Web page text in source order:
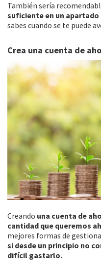
También sería
suficiente en un apartado
sabes cuando se te puede
Crea una cuenta de
Creando una cuenta de
cantidad que queremos
mejores formas de
si desde un principio no
difícil gastarlo.